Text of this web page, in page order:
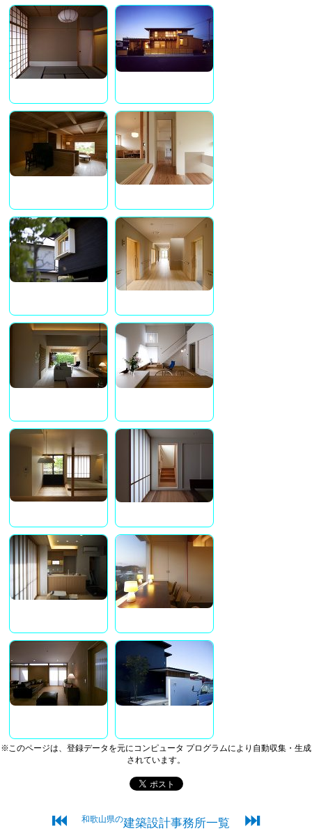
※このページは、登録データを元にコンピュータ プログラムにより自動収集・生成
されています。
⏮ 和歌山県の建築設計事務所一覧 ⏭